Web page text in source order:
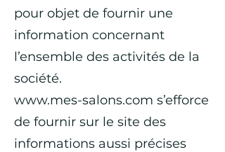
pour objet de fournir une
information concernant
l’ensemble des activités de la
société.
www.mes-salons.com s’efforce
de fournir sur le site des
informations aussi précises